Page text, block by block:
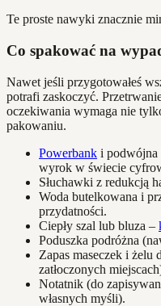
Te proste nawyki znacznie
Co spakować na
Nawet jeśli przygotowałeś
potrafi zaskoczyć.
oczekiwania wymaga nie
pakowaniu.
Powerbank i podwójna
wyrok w świecie
Słuchawki z redukcją
Woda butelkowana i
przydatności.
Ciepły szal lub bluza –
Poduszka podróżna
Zapas maseczek i
zatłoczonych
Notatnik (do
własnych myśli).